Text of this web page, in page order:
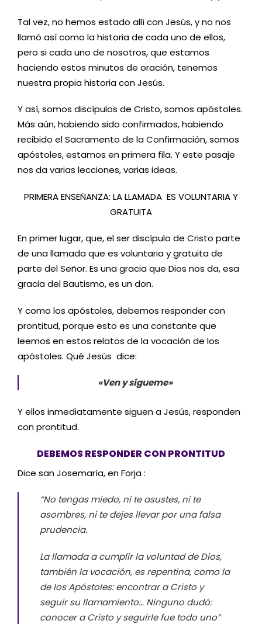
Tal vez, no hemos estado allí con Jesús, y no nos
llamó así como la historia de cada uno de ellos,
pero si cada uno de nosotros, que estamos
haciendo estos minutos de oración, tenemos
nuestra propia historia con Jesús.
Y así, somos discípulos de Cristo, somos apóstoles.
Más aún, habiendo sido confirmados, habiendo
recibido el Sacramento de la Confirmación, somos
apóstoles, estamos en primera fila. Y este pasaje
nos da varias lecciones, varias ideas.
PRIMERA ENSEÑANZA: LA LLAMADA ES VOLUNTARIA Y
GRATUITA
En primer lugar, que, el ser discípulo de Cristo parte
de una llamada que es voluntaria y gratuita de
parte del Señor. Es una gracia que Dios nos da, esa
gracia del Bautismo, es un don.
Y como los apóstoles, debemos responder con
prontitud, porque esto es una constante que
leemos en estos relatos de la vocación de los
apóstoles. Qué Jesús dice:
«Ven y sígueme»
Y ellos inmediatamente siguen a Jesús, responden
con prontitud.
DEBEMOS RESPONDER CON PRONTITUD
Dice san Josemaría, en Forja :
“No tengas miedo, ni te asustes, ni te
asombres, ni te dejes llevar por una falsa
prudencia.
La llamada a cumplir la voluntad de Dios,
también la vocación, es repentina, como la
de los Apóstoles: encontrar a Cristo y
seguir su llamamiento… Ninguno dudó:
conocer a Cristo y seguirle fue todo uno”